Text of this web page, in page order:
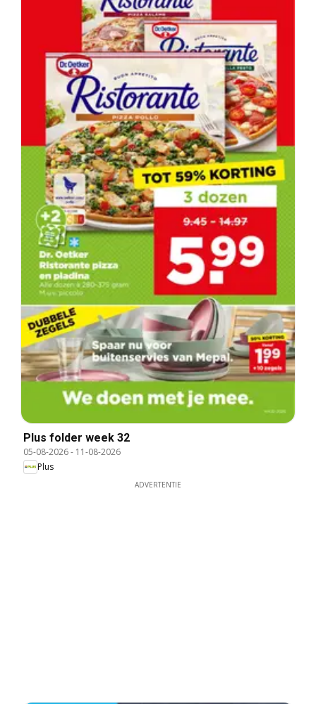
Plus folder week 32
05-08-2026- 11-08-2026
Plus
ADVERTENTIE